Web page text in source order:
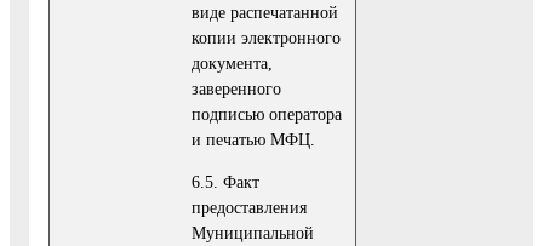
виде распечатанной
копии электронного
документа,
заверенного
подписью оператора
и печатью МФЦ.
6.5. Факт
предоставления
Муниципальной